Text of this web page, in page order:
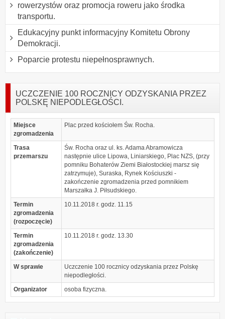
rowerzystów oraz promocja roweru jako środka
transportu.
Edukacyjny punkt informacyjny Komitetu Obrony
Demokracji.
Poparcie protestu niepełnosprawnych.
UCZCZENIE 100 ROCZNICY ODZYSKANIA PRZEZ
POLSKĘ NIEPODLEGŁOŚCI.
Miejsce
zgromadzenia
Plac przed kościołem Św. Rocha.
Trasa
przemarszu
Św. Rocha oraz ul. ks. Adama Abramowicza
następnie ulice Lipowa, Liniarskiego, Plac NZS, (przy
pomniku Bohaterów Ziemi Białostockiej marsz się
zatrzymuje), Suraska, Rynek Kościuszki -
zakończenie zgromadzenia przed pomnikiem
Marszałka J. Piłsudskiego.
Termin
zgromadzenia
(rozpoczęcie)
10.11.2018 r. godz. 11.15
Termin
zgromadzenia
(zakończenie)
10.11.2018 r. godz. 13.30
W sprawie
Uczczenie 100 rocznicy odzyskania przez Polskę
niepodległości.
Organizator
osoba fizyczna.